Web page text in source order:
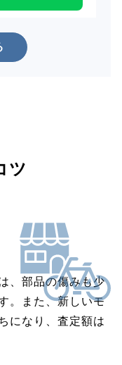
ツ
、部品の傷みも少
。また、新しいモ
になり、査定額は